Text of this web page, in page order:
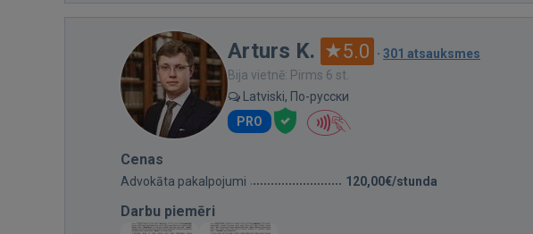
Arturs K. 5.0 · 301 atsauksmes
Bija vietnē: Pirms 6 st.
Latviski, По-русски
PRO
Cenas
Advokāta pakalpojumi 120,00€/stunda
Darbu piemēri